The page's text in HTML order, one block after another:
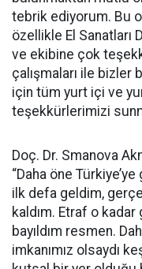
tebrik ediyorum. Bu
özellikle El Sanatları
ve ekibine çok
çalışmaları ile bizler
için tüm yurt içi ve
teşekkürlerimizi
Doç. Dr. Smanova
“Daha öne
ilk defa geldim,
kaldım. Etraf o
bayıldım resmen.
imkanımız olsaydı